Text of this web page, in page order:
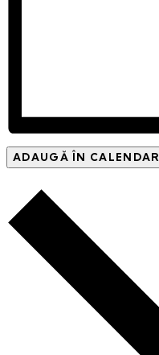
ADAUGĂ ÎN CALENDAR